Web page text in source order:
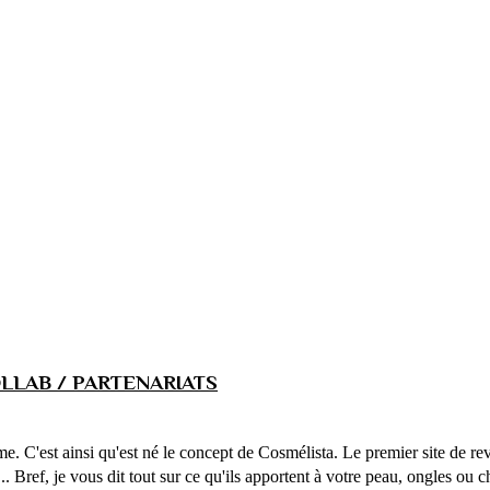
/ PARTENARIATS
C'est ainsi qu'est né le concept de Cosmélista. Le premier site de
je vous dit tout sur ce qu'ils apportent à votre peau, ongles ou